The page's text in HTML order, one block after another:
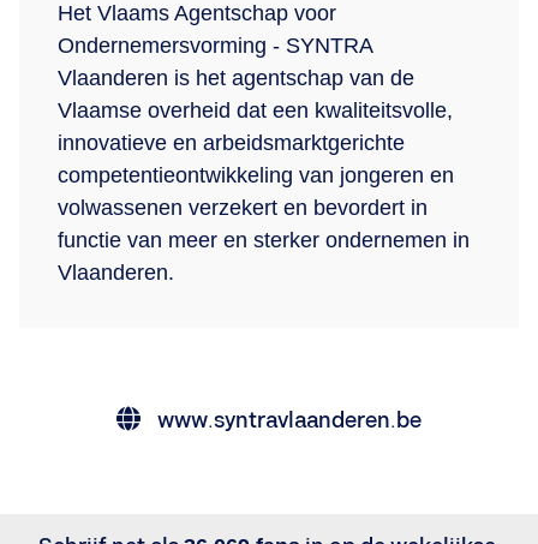
Het Vlaams Agentschap voor
Ondernemersvorming - SYNTRA
Vlaanderen is het agentschap van de
Vlaamse overheid dat een kwaliteitsvolle,
innovatieve en arbeidsmarktgerichte
competentieontwikkeling van jongeren en
volwassenen verzekert en bevordert in
functie van meer en sterker ondernemen in
Vlaanderen.
www.syntravlaanderen.be